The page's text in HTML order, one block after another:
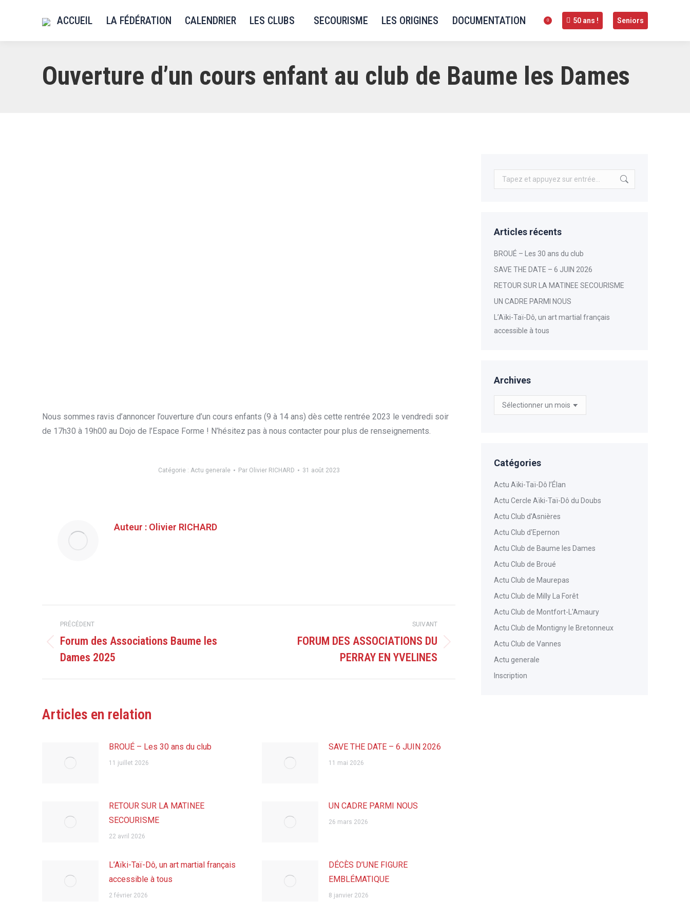
ACCUEIL LA FÉDÉRATION CALENDRIER LES CLUBS SECOURISME LES ORIGINES DOCUMENTATION 0 50 ans ! Seniors
Ouverture d’un cours enfant au club de Baume les Dames
Nous sommes ravis d’annoncer l’ouverture d’un cours enfants (9 à 14 ans) dès cette rentrée 2023 le vendredi soir
de 17h30 à 19h00 au Dojo de l’Espace Forme ! N’hésitez pas à nous contacter pour plus de renseignements.
Catégorie : Actu generale Par Olivier RICHARD 31 août 2023
Auteur : Olivier RICHARD
Navigation
article
PRÉCÉDENT
Article
précédent
:
Forum des Associations Baume les
Dames 2025
SUIVANT
:
FORUM DES ASSOCIATIONS DU
PERRAY EN YVELINES
Articles en relation
BROUÉ – Les 30 ans du club
11 juillet 2026
SAVE THE DATE – 6 JUIN 2026
11 mai 2026
RETOUR SUR LA MATINEE
SECOURISME
22 avril 2026
UN CADRE PARMI NOUS
26 mars 2026
L’Aïki-Taï-Dô, un art martial français
accessible à tous
2 février 2026
DÉCÈS D’UNE FIGURE
EMBLÉMATIQUE
8 janvier 2026
Recherche
:
Articles récents
BROUÉ – Les 30 ans du club
SAVE THE DATE – 6 JUIN 2026
RETOUR SUR LA MATINEE SECOURISME
UN CADRE PARMI NOUS
L’Aïki-Taï-Dô, un art martial français
accessible à tous
Archives
Archives
Catégories
Actu Aïki-Taï-Dô l’Élan
Actu Cercle Aïki-Taï-Dô du Doubs
Actu Club d'Asnières
Actu Club d'Epernon
Actu Club de Baume les Dames
Actu Club de Broué
Actu Club de Maurepas
Actu Club de Milly La Forêt
Actu Club de Montfort-L'Amaury
Actu Club de Montigny le Bretonneux
Actu Club de Vannes
Actu generale
Inscription